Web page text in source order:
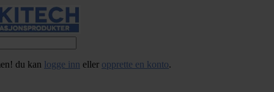
du kan logge inn eller opprette en konto.